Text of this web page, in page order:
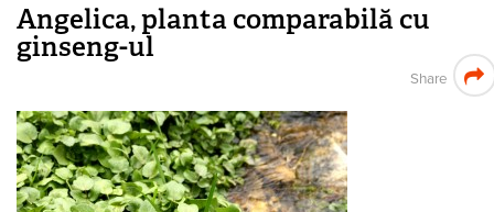
Angelica, planta comparabilă cu
ginseng-ul
Share